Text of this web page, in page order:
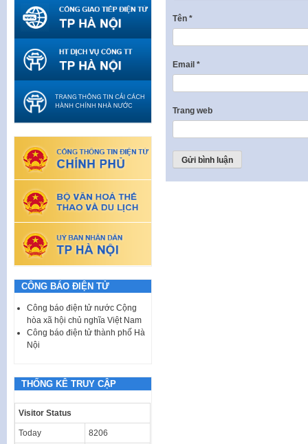
Tên *
Email *
Trang web
CÔNG BÁO ĐIỆN TỬ
Công báo điện tử nước Cộng
hòa xã hội chủ nghĩa Việt Nam
Công báo điện tử thành phố Hà
Nội
THỐNG KÊ TRUY CẬP
Visitor Status
Today 8206